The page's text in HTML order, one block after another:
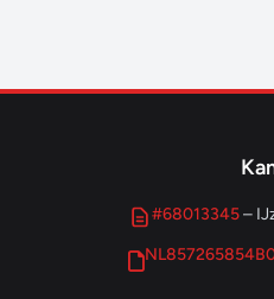
#68013345–